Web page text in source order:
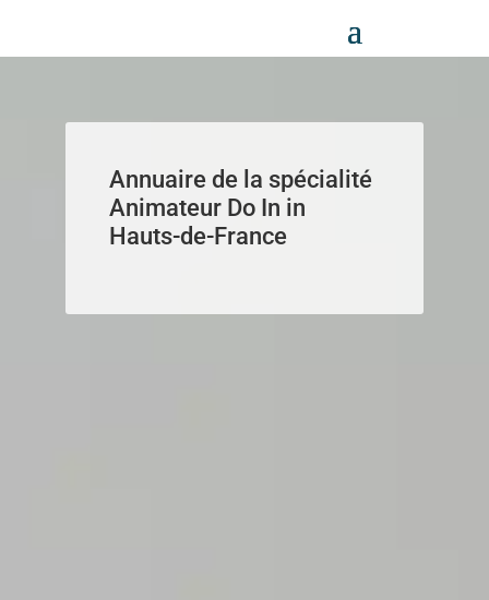
Annuaire de la spécialité
Animateur Do In in
Hauts-de-France